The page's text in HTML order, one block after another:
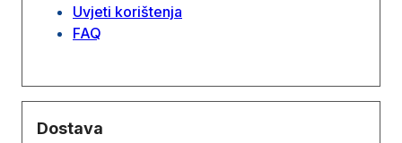
Uvjeti korištenja
FAQ
Dostava